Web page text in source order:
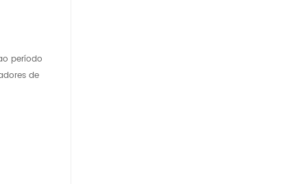
período
de